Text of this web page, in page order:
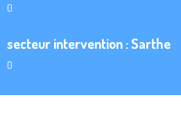
0
secteur intervention : Sarthe
0